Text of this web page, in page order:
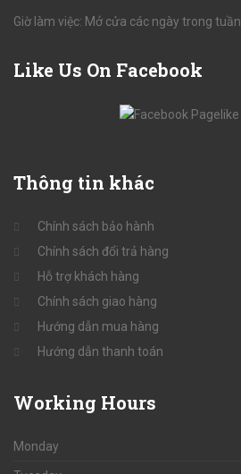
Giờ làm việc: Mở cửa các ngày trong tuần
Like Us On Facebook
Thông tin khác
Chính sách bảo hành
Chính sách đổi trả hàng
Hỗ trợ khách hàng
Chính sách giao hàng
Hướng dẫn mua hàng
Hướng dẫn thanh toán
Working Hours
Monday